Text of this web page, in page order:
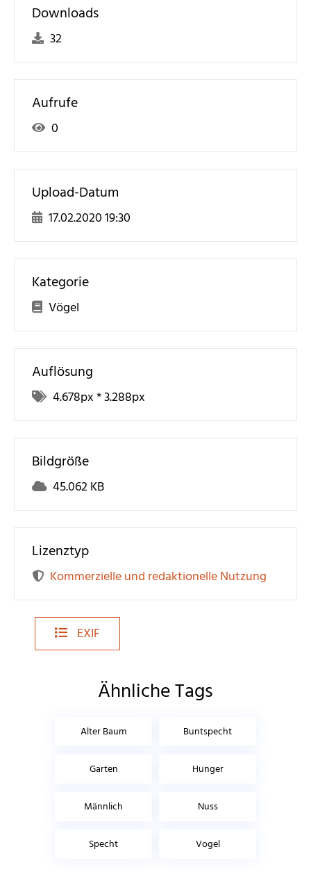
Downloads
32
Aufrufe
0
Upload-Datum
17.02.2020 19:30
Kategorie
Vögel
Auflösung
4.678px *3.288px
Bildgröße
45.062 KB
Lizenztyp
Kommerzielle und redaktionelle Nutzung
EXIF
Ähnliche Tags
Alter Baum Buntspecht
Garten Hunger
Männlich Nuss
Specht Vogel